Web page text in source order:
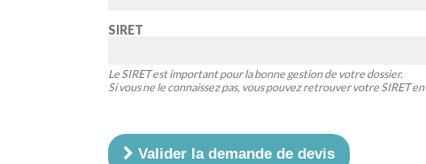
SIRET
Le SIRET est important pour la bonne gestion de votre dossier.
Si vous ne le connaissez pas, vous pouvez retrouver votre SIRET en
Valider la demande de devis